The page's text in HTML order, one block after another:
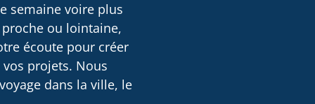
semaine voire plus
ou lointaine,
écoute pour créer
projets. Nous
dans la ville, le